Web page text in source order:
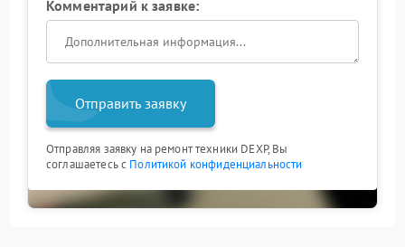
Комментарий к заявке:
Отправить заявку
Отправляя заявку на ремонт техники DEXP, Вы
соглашаетесь с Политикой конфиденциальности